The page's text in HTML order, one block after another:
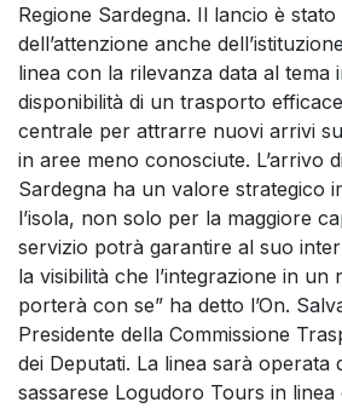
Regione Sardegna. Il lancio è stato
dell’attenzione anche
linea con la rilevanza data al tema
disponibilità di un trasporto
centrale per attrarre nuovi arrivi
in aree meno conosciute. L’arrivo
Sardegna ha un valore strategico
l’isola, non solo per la maggiore
servizio potrà garantire al suo
la visibilità che l’integrazione in un
porterà con se” ha detto l’On.
Presidente della Commissione
dei Deputati. La linea sarà operata
sassarese Logudoro Tours in